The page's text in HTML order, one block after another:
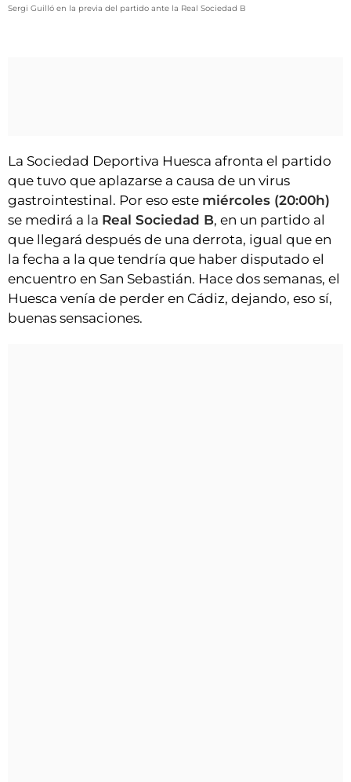
CARTELERA
INICIAR SESIÓN
Sergi Guilló en la previa del partido ante la Real Sociedad B
La Sociedad Deportiva Huesca afronta el partido
que tuvo que aplazarse a causa de un virus
gastrointestinal. Por eso este miércoles (20:00h)
se medirá a la Real Sociedad B, en un partido al
que llegará después de una derrota, igual que en
la fecha a la que tendría que haber disputado el
encuentro en San Sebastián. Hace dos semanas, el
Huesca venía de perder en Cádiz, dejando, eso sí,
buenas sensaciones.